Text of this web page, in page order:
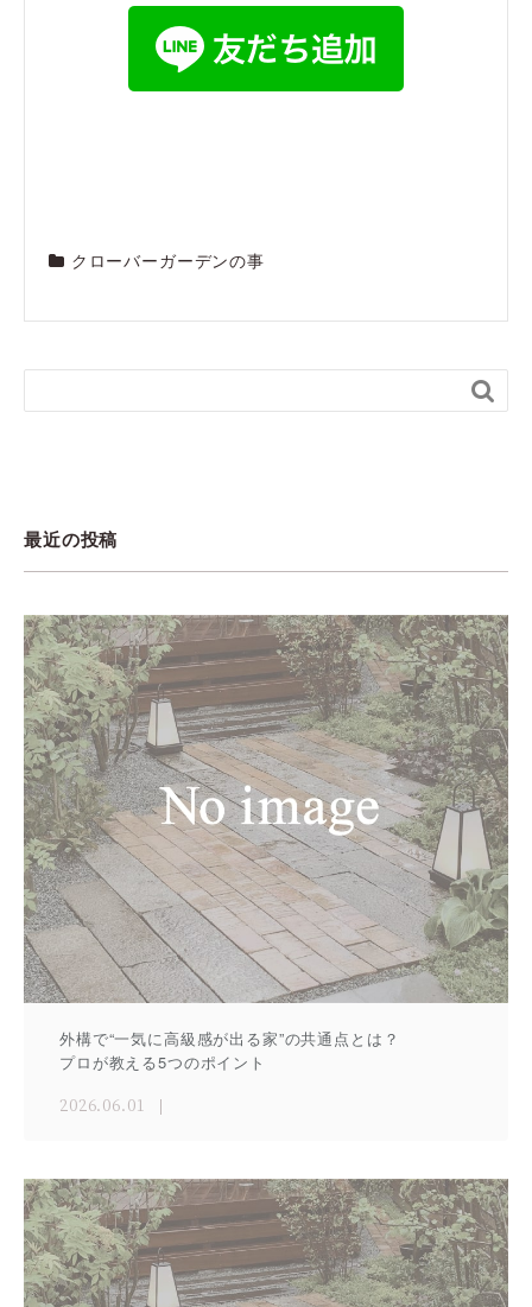
クローバーガーデンの事

最近の投稿
外構で“一気に高級感が出る家”の共通点とは？
プロが教える5つのポイント
2026.06.01